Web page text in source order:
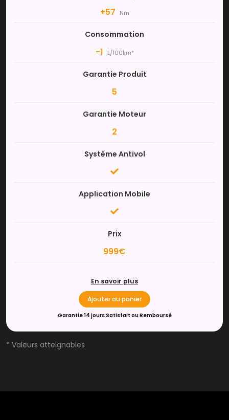
+57 Nm
Consommation
-1 L/100km*
Garantie Produit
5
Garantie Moteur
2
Système Antivol
Application Mobile
Prix
999€
En savoir plus
Ajouter au panier
Garantie 14 jours Satisfait ou Remboursé
* Valeurs atteignables